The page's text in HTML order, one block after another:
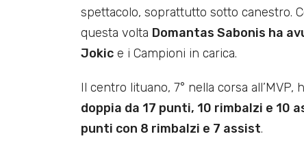
spettacolo, soprattutto sotto canestro.
questa volta Domantas Sabonis ha
Jokic e i Campioni in carica.
Il centro lituano, 7° nella corsa
doppia da 17 punti, 10 rimbalzi e 10
punti con 8 rimbalzi e 7 assist.